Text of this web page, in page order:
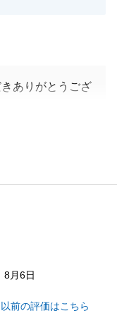
ありがとうござ
ておりました。
とで私もうれし
8月6日
前の評価はこちら